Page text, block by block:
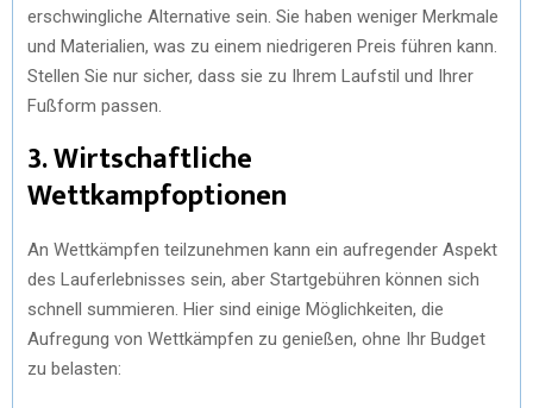
erschwingliche Alternative sein. Sie haben weniger Merkmale
und Materialien, was zu einem niedrigeren Preis führen kann.
Stellen Sie nur sicher, dass sie zu Ihrem Laufstil und Ihrer
Fußform passen.
3. Wirtschaftliche
Wettkampfoptionen
An Wettkämpfen teilzunehmen kann ein aufregender Aspekt
des Lauferlebnisses sein, aber Startgebühren können sich
schnell summieren. Hier sind einige Möglichkeiten, die
Aufregung von Wettkämpfen zu genießen, ohne Ihr Budget
zu belasten: